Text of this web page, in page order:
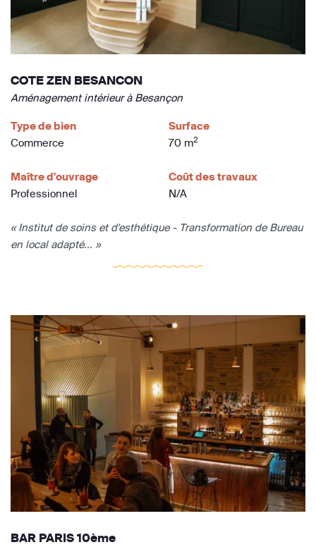
COTE ZEN BESANCON
Aménagement intérieur à Besançon
Type de bien
Commerce
Surface
70 m2
Maître d'ouvrage
Professionnel
Coût des travaux
N/A
« Institut de soins et d'esthétique - Transformation de Bureau
en local adapté... »
BAR PARIS 10ème